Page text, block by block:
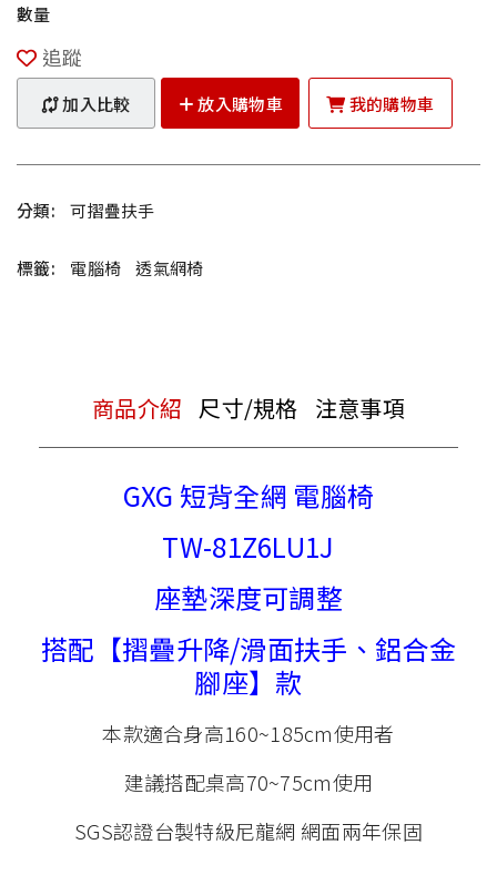
數量
追蹤
加入比較 放入購物車 我的購物車
分類: 可摺疊扶手
標籤: 電腦椅 透氣網椅
商品介紹 尺寸/規格 注意事項
GXG 短背全網 電腦椅
TW-81Z6LU1J
座墊深度可調整
搭配【摺疊升降/滑面扶手、鋁合金
腳座】款
本款適合身高160~185cm使用者
建議搭配桌高70~75cm使用
SGS認證台製特級尼龍網 網面兩年保固